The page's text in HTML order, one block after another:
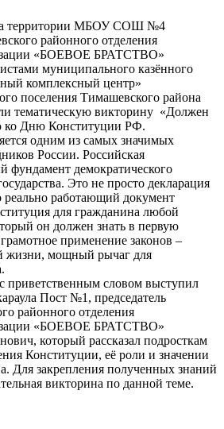
на территории МБОУ СОШ №4
районного отделения
«БОЕВОЕ БРАТСТВО»
муниципального казённого
комплексный центр»
поселения Тимашевского района
тематическую викторину «Должен
ко Дню Конституции РФ.
одним из самых значимых
России. Российская
фундамент демократического
Это не просто декларация
реально работающий документ
для гражданина любой
он должен знать в первую
применение законов –
жизни, мощный рычаг для
приветственным словом выступил
Пост №1, председатель
районного отделения
«БОЕВОЕ БРАТСТВО»
который рассказал подросткам
Конституции, её роли и значении
Для закрепления полученных знаний
викторина по данной теме.